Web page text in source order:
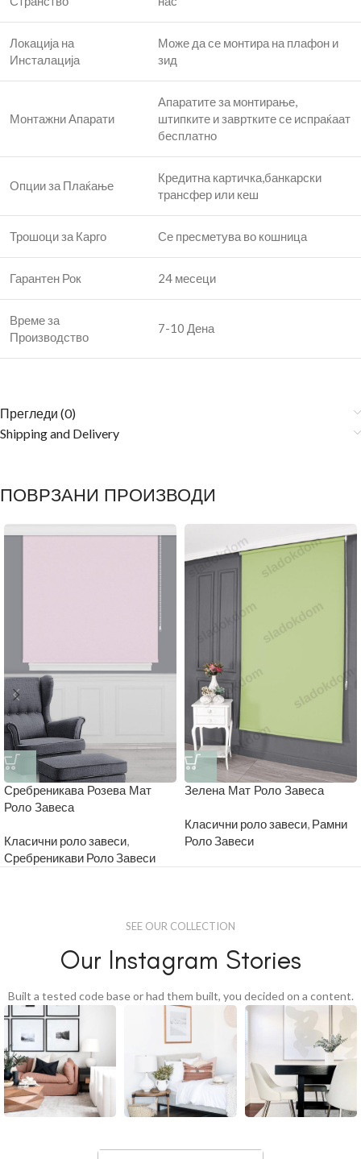
Локација на
Инсталација
Може да се монтира на плафон и
зид
Монтажни Апарати
Апаратите за монтирање,
штипките и завртките се испраќаат
бесплатно
Опции за Плаќање
Кредитна картичка,банкарски
трансфер или кеш
Трошоци за Карго Се пресметува во кошница
Гарантен Рок 24 месеци
Време за
Производство
7-10 Дена
Прегледи (0)
Shipping and Delivery
ПОВРЗАНИ ПРОИЗВОДИ
Сребреникава Розева Мат
Роло Завеса
Класични роло завеси,
Сребреникави Роло Завеси
Зелена Мат Роло Завеса
Класични роло завеси, Рамни
Роло Завеси
SEE OUR COLLECTION
Our Instagram Stories
Built a tested code base or had them built, you decided on a content.